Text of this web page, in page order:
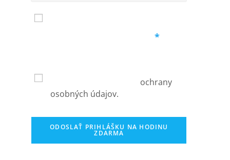
*
ochrany
osobných údajov.
ODOSLAŤ PRIHLÁŠKU NA HODINU
ZDARMA